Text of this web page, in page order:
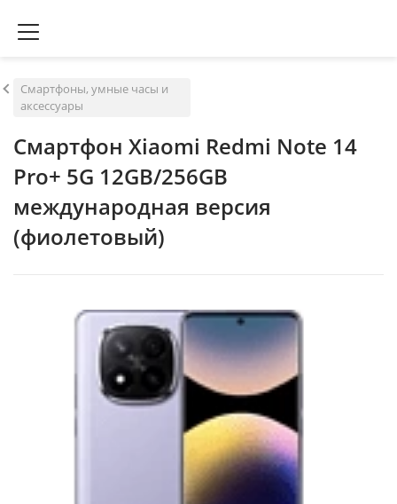
Смартфоны, умные часы и
аксессуары
Смартфон Xiaomi Redmi Note 14
Pro+ 5G 12GB/256GB
международная версия
(фиолетовый)